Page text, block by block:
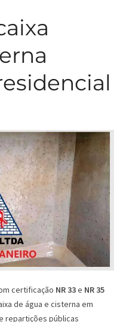
certificação NR 33e NR 35
de água e cisterna em
repartições públicas